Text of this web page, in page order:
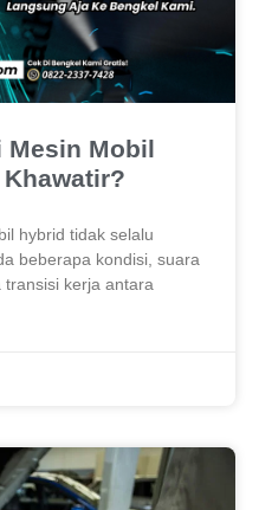
Mesin Mobil
hybrid tidak selalu
beberapa kondisi, suara
kerja antara